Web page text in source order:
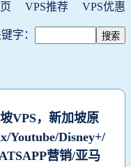
VPS推荐 VPS优惠
字：
VPS，新加坡原
Youtube/Disney+/
营销/亚马